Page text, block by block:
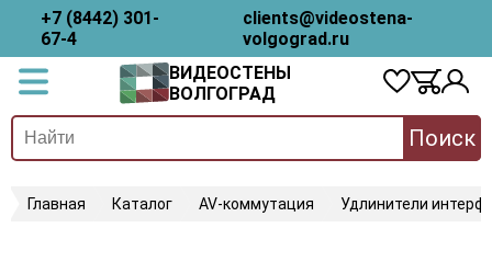
+7 (8442) 301-
67-4
clients@videostena-
volgograd.ru
ВИДЕОСТЕНЫ
ВОЛГОГРАД
Поиск
Главная Каталог AV-коммутация Удлинители